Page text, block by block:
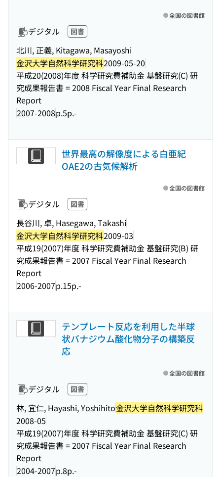
デジタル 図書
北川, 正義, Kitagawa, Masayoshi
金沢大学自然科学研究科2009-05-20
平成20(2008)年度 科学研究費補助金 基盤研究(C) 研
究成果報告書 = 2008 Fiscal Year Final Research
Report
2007-2008p.5p.-
全国の図書館
世界最高の解像度による白亜紀
OAE2の古気候解析
デジタル 図書
長谷川, 卓, Hasegawa, Takashi
金沢大学自然科学研究科2009-03
平成19(2007)年度 科学研究費補助金 基盤研究(B) 研
究成果報告書 = 2007 Fiscal Year Final Research
Report
2006-2007p.15p.-
全国の図書館
テンプレート反応を利用した半球
状バナジウム酸化物分子の構築反
応
デジタル 図書
林, 宜仁, Hayashi, Yoshihito金沢大学自然科学研究科
2008-05
平成19(2007)年度 科学研究費補助金 基盤研究(C) 研
究成果報告書 = 2007 Fiscal Year Final Research
Report
2004-2007p.8p.-
全国の図書館